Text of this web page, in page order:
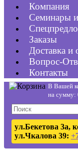
Компания
Семинары
Заказы
Доставка и
Вопрос-
Контакты
В Вашей
на сумму:
ул.Бекетова 3а,
ул.Чкалова 39: